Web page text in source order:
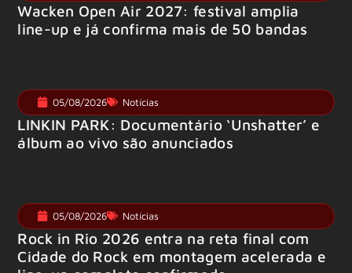
Wacken Open Air 2027: festival amplia
line-up e já confirma mais de 50 bandas
05/08/2026 Notícias
LINKIN PARK: Documentário ‘Unshatter’ e
álbum ao vivo são anunciados
05/08/2026 Notícias
Rock in Rio 2026 entra na reta final com
Cidade do Rock em montagem acelerada e